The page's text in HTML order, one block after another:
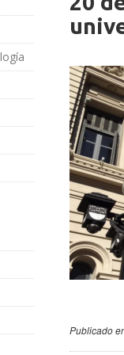
Imagen/
Cuerpo
Publicado